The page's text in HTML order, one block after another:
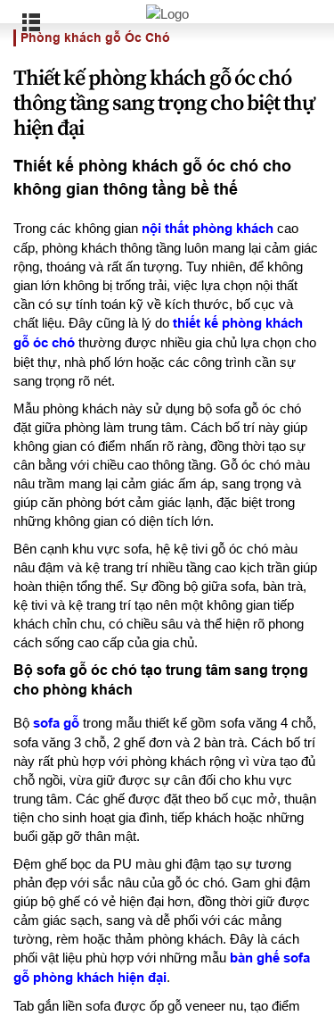
Phòng khách gỗ Óc Chó
Thiết kế phòng khách gỗ óc chó
thông tầng sang trọng cho biệt thự
hiện đại
Thiết kế phòng khách gỗ óc chó cho
không gian thông tầng bề thế
Trong các không gian nội thất phòng khách cao
cấp, phòng khách thông tầng luôn mang lại cảm giác
rộng, thoáng và rất ấn tượng. Tuy nhiên, để không
gian lớn không bị trống trải, việc lựa chọn nội thất
cần có sự tính toán kỹ về kích thước, bố cục và
chất liệu. Đây cũng là lý do thiết kế phòng khách
gỗ óc chó thường được nhiều gia chủ lựa chọn cho
biệt thự, nhà phố lớn hoặc các công trình cần sự
sang trọng rõ nét.
Mẫu phòng khách này sử dụng bộ sofa gỗ óc chó
đặt giữa phòng làm trung tâm. Cách bố trí này giúp
không gian có điểm nhấn rõ ràng, đồng thời tạo sự
cân bằng với chiều cao thông tầng. Gỗ óc chó màu
nâu trầm mang lại cảm giác ấm áp, sang trọng và
giúp căn phòng bớt cảm giác lạnh, đặc biệt trong
những không gian có diện tích lớn.
Bên cạnh khu vực sofa, hệ kệ tivi gỗ óc chó màu
nâu đậm và kệ trang trí nhiều tầng cao kịch trần giúp
hoàn thiện tổng thể. Sự đồng bộ giữa sofa, bàn trà,
kệ tivi và kệ trang trí tạo nên một không gian tiếp
khách chỉn chu, có chiều sâu và thể hiện rõ phong
cách sống cao cấp của gia chủ.
Bộ sofa gỗ óc chó tạo trung tâm sang trọng
cho phòng khách
Bộ sofa gỗ trong mẫu thiết kế gồm sofa văng 4 chỗ,
sofa văng 3 chỗ, 2 ghế đơn và 2 bàn trà. Cách bố trí
này rất phù hợp với phòng khách rộng vì vừa tạo đủ
chỗ ngồi, vừa giữ được sự cân đối cho khu vực
trung tâm. Các ghế được đặt theo bố cục mở, thuận
tiện cho sinh hoạt gia đình, tiếp khách hoặc những
buổi gặp gỡ thân mật.
Đệm ghế bọc da PU màu ghi đậm tạo sự tương
phản đẹp với sắc nâu của gỗ óc chó. Gam ghi đậm
giúp bộ ghế có vẻ hiện đại hơn, đồng thời giữ được
cảm giác sạch, sang và dễ phối với các mảng
tường, rèm hoặc thảm phòng khách. Đây là cách
phối vật liệu phù hợp với những mẫu bàn ghế sofa
gỗ phòng khách hiện đại.
Tab gắn liền sofa được ốp gỗ veneer nu, tạo điểm